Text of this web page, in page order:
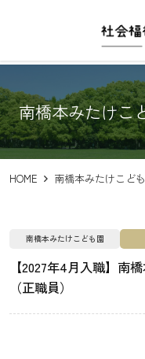
南橋本みたけこ
HOME 南橋本みたけこど
【2027年4月入職】南
（正職員）
南橋本みたけこども園